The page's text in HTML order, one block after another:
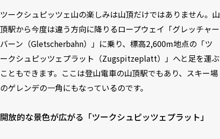
ツークシュピッツェ山の楽しみは山頂だけではありません。山
頂駅から今度は違う方向に降りるロープウェイ「グレッチャー
バーン（Gletscherbahn）」に乗り、標高2,600m地点の「ツ
ークシュピッツェプラット（Zugspitzeplatt）」へと足を運ぶ
こともできます。ここは登山電車の山頂駅でもあり、スキー場
のゲレンデの一角にもなっているのです。
開放的な景色が広がる「ツークシュピッツェプラット」